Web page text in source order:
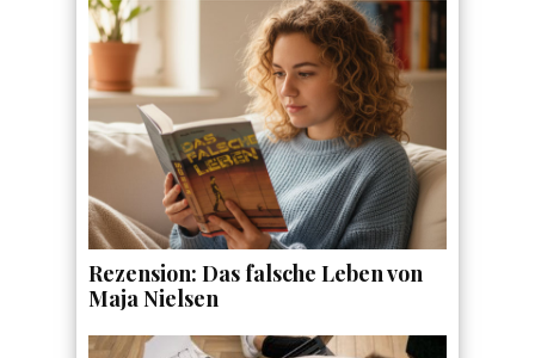
Rezension: Das falsche Leben von
Maja Nielsen